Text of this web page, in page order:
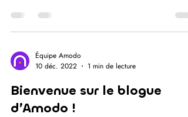
Équipe Amodo
10 déc. 2022
1 min de lecture
Bienvenue sur le blogue
d’Amodo !